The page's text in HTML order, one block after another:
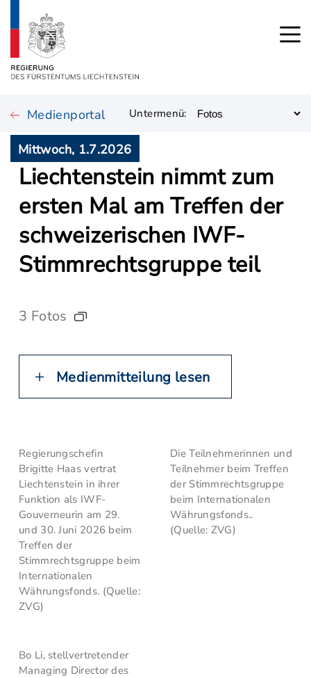
Medienportal Untermenü:
Mittwoch, 1.7.2026
Liechtenstein nimmt zum
ersten Mal am Treffen der
schweizerischen IWF-
Stimmrechtsgruppe teil
3 Fotos
Medienmitteilung lesen
Regierungschefin
Brigitte Haas vertrat
Liechtenstein in ihrer
Funktion als IWF-
Gouverneurin am 29.
und 30. Juni 2026 beim
Treffen der
Stimmrechtsgruppe beim
Internationalen
Währungsfonds. (Quelle:
ZVG)
Die Teilnehmerinnen und
Teilnehmer beim Treffen
der Stimmrechtsgruppe
beim Internationalen
Währungsfonds..
(Quelle: ZVG)
Bo Li, stellvertretender
Managing Director des